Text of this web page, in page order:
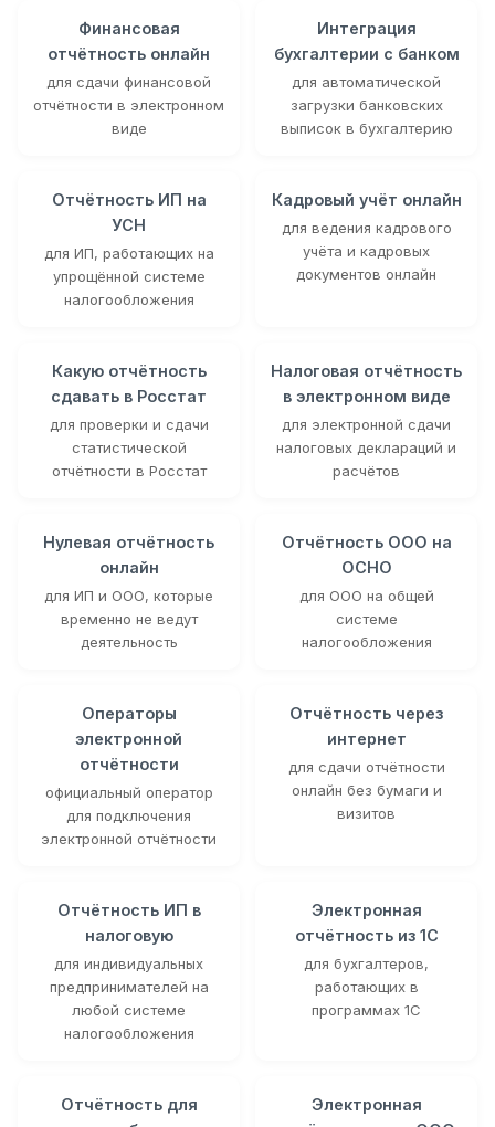
Финансовая
отчётность онлайн
для сдачи финансовой
отчётности в электронном
виде
Интеграция
бухгалтерии с банком
для автоматической
загрузки банковских
выписок в бухгалтерию
Отчётность ИП на
УСН
для ИП, работающих на
упрощённой системе
налогообложения
Кадровый учёт онлайн
для ведения кадрового
учёта и кадровых
документов онлайн
Какую отчётность
сдавать в Росстат
для проверки и сдачи
статистической
отчётности в Росстат
Налоговая отчётность
в электронном виде
для электронной сдачи
налоговых деклараций и
расчётов
Нулевая отчётность
онлайн
для ИП и ООО, которые
временно не ведут
деятельность
Отчётность ООО на
ОСНО
для ООО на общей
системе
налогообложения
Операторы
электронной
отчётности
официальный оператор
для подключения
электронной отчётности
Отчётность через
интернет
для сдачи отчётности
онлайн без бумаги и
визитов
Отчётность ИП в
налоговую
для индивидуальных
предпринимателей на
любой системе
налогообложения
Электронная
отчётность из 1С
для бухгалтеров,
работающих в
программах 1С
Отчётность для
Электронная